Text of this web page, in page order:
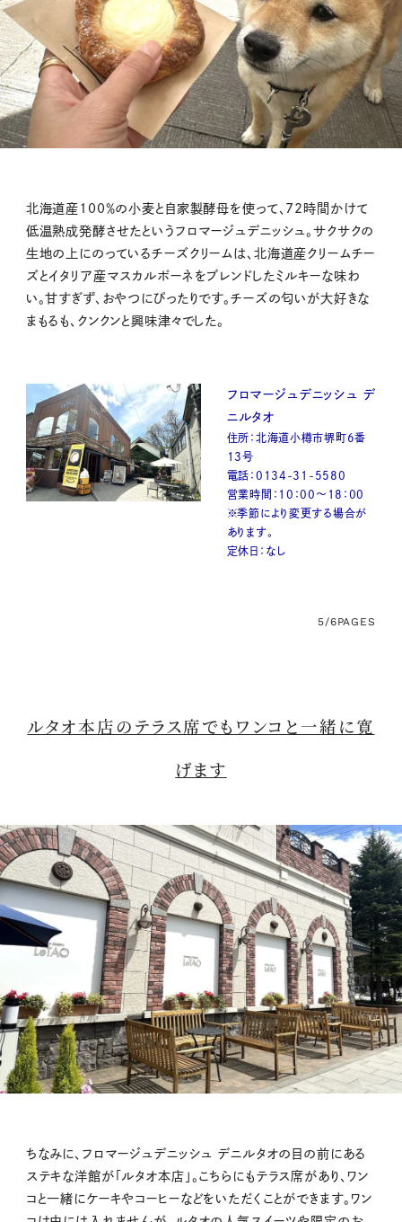
北海道産100％の小麦と自家製酵母を使って、72時間かけて
低温熟成発酵させたというフロマージュデニッシュ。サクサクの
生地の上にのっているチーズクリームは、北海道産クリームチー
ズとイタリア産マスカルポーネをブレンドしたミルキーな味わ
い。甘すぎず、おやつにぴったりです。チーズの匂いが大好きな
まもるも、クンクンと興味津々でした。
フロマージュデニッシュ デ
ニルタオ
住所：北海道小樽市堺町6番
13号
電話：0134-31-5580
営業時間：10：00～18：00
※季節により変更する場合が
あります。
定休日：なし
5/6PAGES
ルタオ本店のテラス席でもワンコと一緒に寛
げます
ちなみに、フロマージュデニッシュ デニルタオの目の前にある
ステキな洋館が「ルタオ本店」。こちらにもテラス席があり、ワン
コと一緒にケーキやコーヒーなどをいただくことができます。ワン